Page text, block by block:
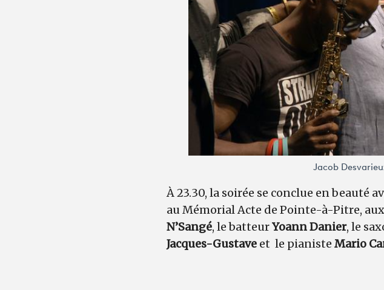
Jacob
À 23.30, la soirée se conclue en beauté
au Mémorial Acte de Pointe-à-Pitre,
N’Sangé, le batteurYoann Danier, le
Jacques-Gustave et le pianiste Mario